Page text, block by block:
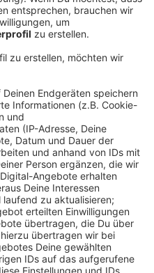
Bauverzögerungen
zwischen Merfeld und der
Nord sollten eigentlich
sein. Doch die
verzögert
auf Nachfrage mitteilte.
war der ungewöhnlich
zum Stillstand